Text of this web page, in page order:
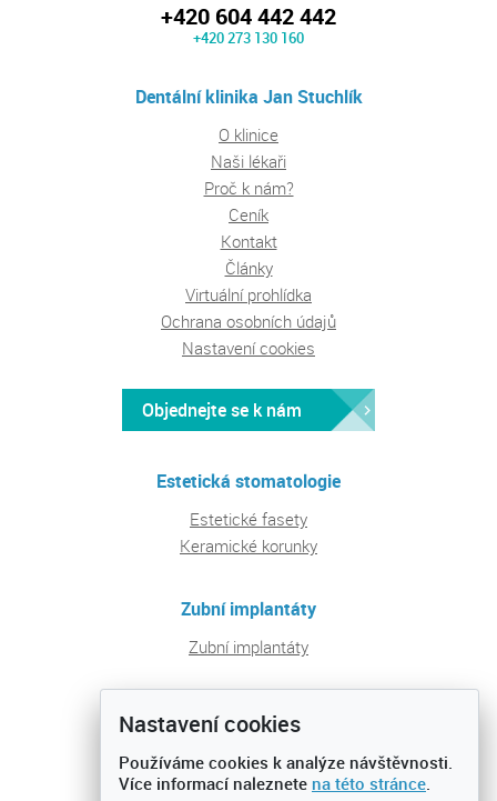
+420 604 442 442
+420 273 130 160
Dentální klinika Jan Stuchlík
O klinice
Naši lékaři
Proč k nám?
Ceník
Kontakt
Články
Virtuální prohlídka
Ochrana osobních údajů
Nastavení cookies
Objednejte se k nám
Estetická stomatologie
Estetické fasety
Keramické korunky
Zubní implantáty
Zubní implantáty
Pravidelná péče a prevence
Preventivní prohlídky
Nastavení cookies
Používáme cookies k analýze návštěvnosti.
Více informací naleznete na této stránce.